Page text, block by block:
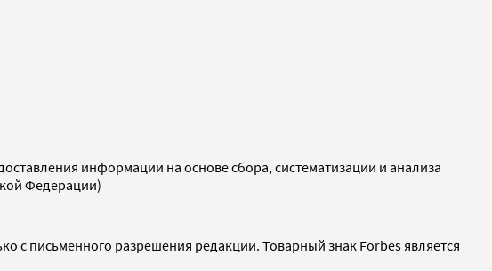
информации на основе сбора, систематизации и анализа
Федерации)
с письменного разрешения редакции. Товарный знак Forbes является